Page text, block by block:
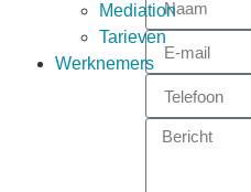
Mediation
Tarieven
Werknemers